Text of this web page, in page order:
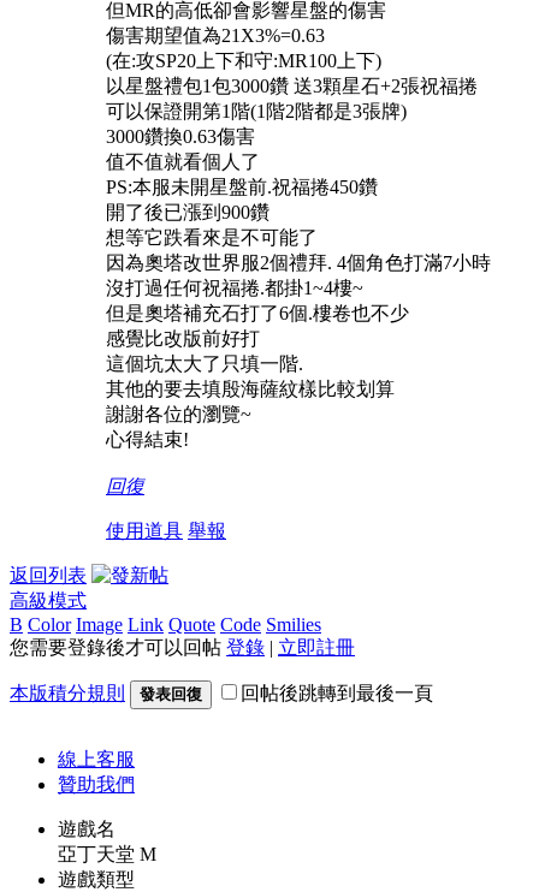
但MR的高低卻會影響星盤的傷害
傷害期望值為21X3%=0.63
(在:攻SP20上下和守:MR100上下)
以星盤禮包1包3000鑽 送3顆星石+2張祝福捲
可以保證開第1階(1階2階都是3張牌)
3000鑽換0.63傷害
值不值就看個人了
PS:本服未開星盤前.祝福捲450鑽
開了後已漲到 900鑽
想等它跌看來是不可能了
因為奧塔改世界服2個禮拜. 4個角色打滿7小時
沒打過任何祝福捲.都掛1~4樓~
但是奧塔補充石打了6個.樓卷也不少
感覺比改版前好打
這個坑太大了只填一階.
其他的要去填殷海薩紋樣比較划算
謝謝各位的瀏覽~
心得結束!
回復
使用道具 舉報
返回列表
高級模式
B Color Image Link Quote Code Smilies
您需要登錄後才可以回帖 登錄 | 立即註冊
本版積分規則 發表回復 回帖後跳轉到最後一頁
線上客服
贊助我們
遊戲名
亞丁天堂 M
遊戲類型